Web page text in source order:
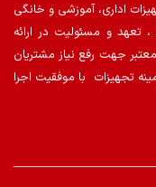
اداری، آموزشی و خانگی
تعهد و مسئولیت در ارائه
جهت رفع نیاز مشتریان
تجهیزات با موفقیت اجرا